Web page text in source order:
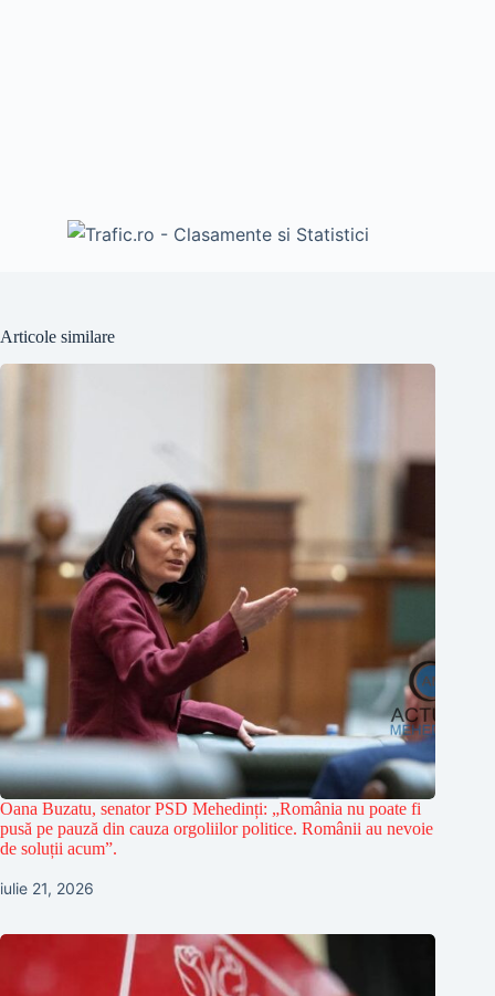
Articole similare
Oana Buzatu, senator PSD Mehedinți: „România nu poate fi
pusă pe pauză din cauza orgoliilor politice. Românii au nevoie
de soluții acum”.
iulie 21, 2026